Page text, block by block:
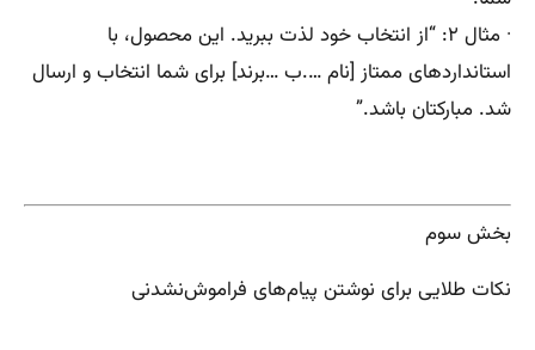
· مثال ۲: “از انتخاب خود لذت ببرید. این محصول، با
استانداردهای ممتاز [نام ….ب …برند] برای شما انتخاب و ارسال
شد. مبارکتان باشد.”
بخش سوم
نکات طلایی برای نوشتن پیام‌های فراموش‌نشدنی